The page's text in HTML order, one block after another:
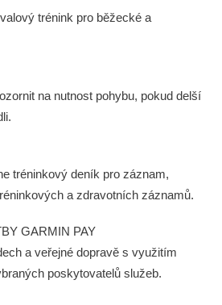
trénink pro běžecké a
na nutnost pohybu, pokud delší
tréninkový deník pro záznam,
a zdravotních záznamů.
GARMIN PAY
a veřejné dopravě s využitím
poskytovatelů služeb.